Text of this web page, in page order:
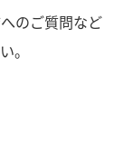
のご質問など
。